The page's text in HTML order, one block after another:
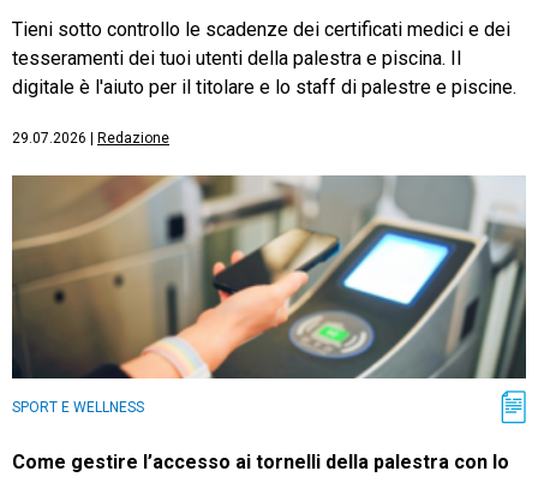
Tieni sotto controllo le scadenze dei certificati medici e dei
tesseramenti dei tuoi utenti della palestra e piscina. Il
digitale è l'aiuto per il titolare e lo staff di palestre e piscine.
29.07.2026 Redazione
SPORT E WELLNESS
Come gestire l’accesso ai tornelli della palestra con lo